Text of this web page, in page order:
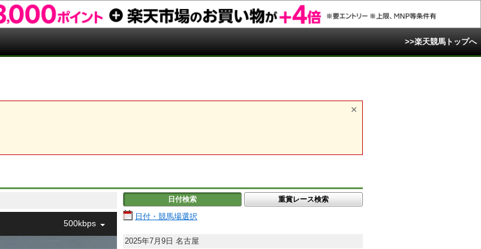
>>楽天競馬トップへ
500kbps
日付検索 重賞レース検索
日付・競馬場選択
2025年7月9日 名古屋